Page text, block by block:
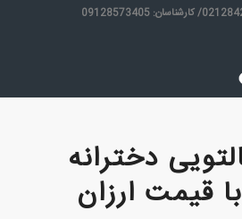
دخترانه
قیمت ارزان